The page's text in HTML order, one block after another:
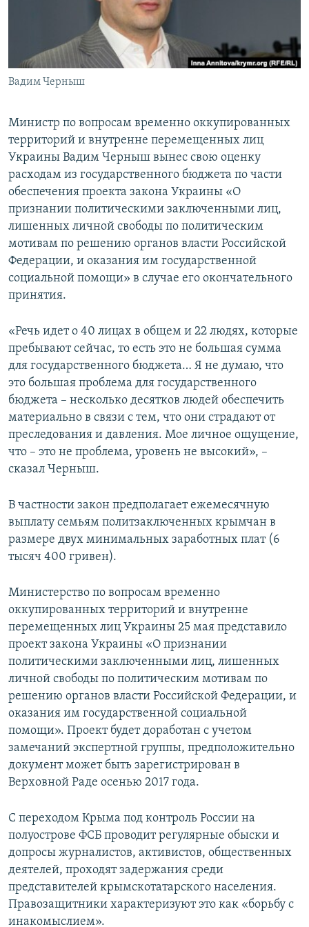
ПОБЕДИТЕЛЕЙ НЕ СУДЯТ?
КРЫМ.НЕПОКОРЕННЫЙ
ELIFBE
УКРАИНСКАЯ ПРОБЛЕМА КРЫМА
Вадим Черныш
Министр по вопросам временно оккупированных
территорий и внутренне перемещенных лиц
Украины Вадим Черныш вынес свою оценку
расходам из государственного бюджета по части
обеспечения проекта закона Украины «О
признании политическими заключенными лиц,
лишенных личной свободы по политическим
мотивам по решению органов власти Российской
Федерации, и оказания им государственной
социальной помощи» в случае его окончательного
принятия.
«Речь идет о 40 лицах в общем и 22 людях, которые
пребывают сейчас, то есть это не большая сумма
для государственного бюджета… Я не думаю, что
это большая проблема для государственного
бюджета – несколько десятков людей обеспечить
материально в связи с тем, что они страдают от
преследования и давления. Мое личное ощущение,
что – это не проблема, уровень не высокий», –
сказал Черныш.
В частности закон предполагает ежемесячную
выплату семьям политзаключенных крымчан в
размере двух минимальных заработных плат (6
тысяч 400 гривен).
Министерство по вопросам временно
оккупированных территорий и внутренне
перемещенных лиц Украины 25 мая представило
проект закона Украины «О признании
политическими заключенными лиц, лишенных
личной свободы по политическим мотивам по
решению органов власти Российской Федерации, и
оказания им государственной социальной
помощи». Проект будет доработан с учетом
замечаний экспертной группы, предположительно
документ может быть зарегистрирован в
Верховной Раде осенью 2017 года.
С переходом Крыма под контроль России на
полуострове ФСБ проводит регулярные обыски и
допросы журналистов, активистов, общественных
деятелей, проходят задержания среди
представителей крымскотатарского населения.
Правозащитники характеризуют это как «борьбу с
инакомыслием».